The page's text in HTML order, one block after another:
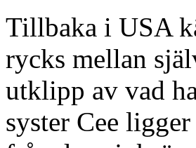
Tillbaka i USA
rycks mellan
utklipp av vad
syster Cee